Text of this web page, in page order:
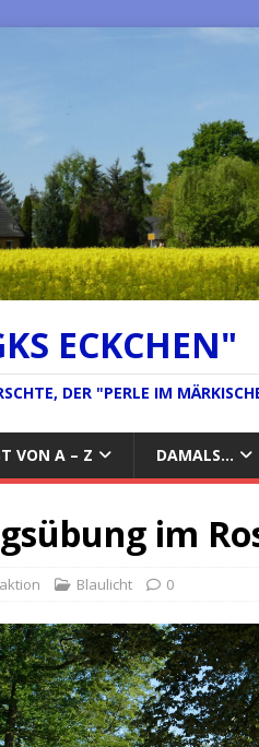
ECKCHEN"
DER "PERLE IM
VON A – Z DAMALS…
im
Blaulicht 0